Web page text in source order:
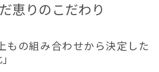
恵りのこだわり
もの組み合わせから決定した